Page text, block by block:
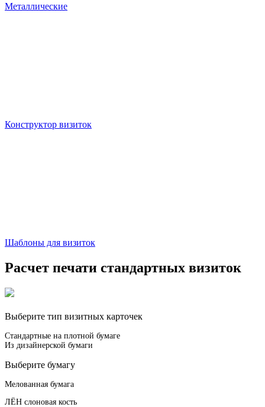
Металлические
Конструктор визиток
Шаблоны для визиток
Расчет печати стандартных визиток
Выберите тип визитных карточек
Стандартные на плотной бумаге
Из дизайнерской бумаги
Выберите бумагу
Мелованная бумага
ЛЁН слоновая кость